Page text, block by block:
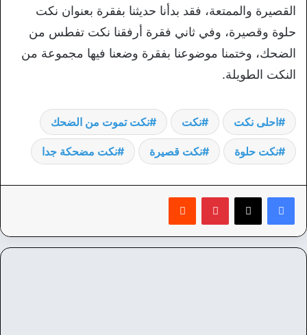
القصيرة والممتعة، فقد بدأنا حديثنا بفقرة بعنوان نكت
حلوة وقصيرة، وفي ثاني فقرة أرفقنا نكت تفطس من
الضحك، وختمنا موضوعنا بفقرة وضعنا فيها مجموعة من
النكت الطويلة.
احلى نكت نكت نكت تموت من الضحك
نكت حلوة نكت قصيرة نكت مضحكة جدا
بينتيريست